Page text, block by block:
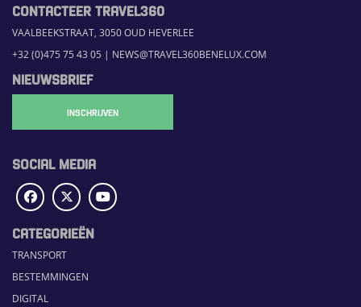
CONTACTEER TRAVEL360
VAALBEEKSTRAAT, 3050 OUD HEVERLEE
+32 (0)475 75 43 05 | NEWS@TRAVEL360BENELUX.COM
NIEUWSBRIEF
INSCHRIJVEN
SOCIAL MEDIA
CATEGORIEËN
TRANSPORT
BESTEMMINGEN
DIGITAL